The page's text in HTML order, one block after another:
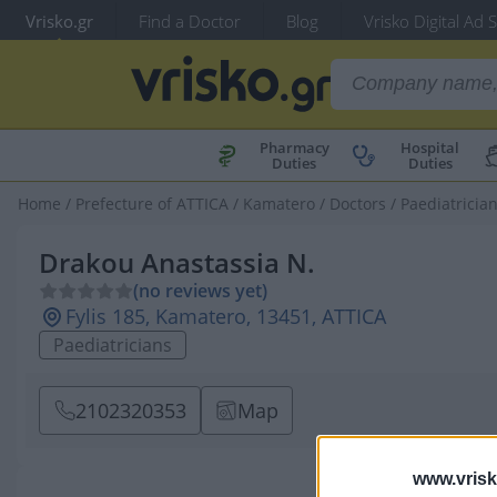
Vrisko.gr Find a Doctor Blog Vrisko Digital Ad
Pharmacy
Duties
Hospital
Duties
Home / Prefecture of ATTICA / Kamatero / Doctors /
Drakou Anastassia N.
(no reviews yet)
Fylis 185, Kamatero, 13451, ATTICA
Paediatricians
2102320353 Map